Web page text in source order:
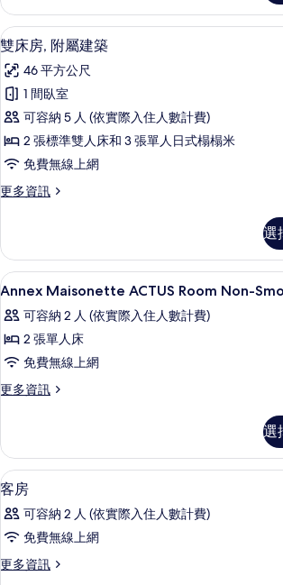
所
有
相
片
雙
床
房
Building)
的
情
顯
示
雙
床
房,
附
屬
建
的
所
有
相
片
雙床房, 附屬
15
雙床房, 附屬建築
46 平方公尺
1 間臥室
可容納 5 人 (依實際入住人數計費)
2 張標準雙人床和 3 張單人日式榻榻米
免費無線上網
更多資訊
更
房,
附
屬
築
的
情
選
顯
示
Annex
Maisonette
ACTUS
Room
的
所
有
相
片
1
Annex Maisonette ACTUS Room Non-
可容納 2 人 (依實際入住人數計費)
2 張單人床
免費無線上網
更多資訊
更
ACTUS
Room
Non-
的
詳
選
顯
示
客
房
的
1
客房
可容納 2 人 (依實際入住人數計費)
免費無線上網
更多資訊
更